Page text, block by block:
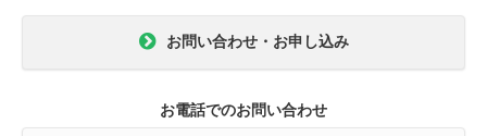
お問い合わせ・お申し込み
お電話でのお問い合わせ